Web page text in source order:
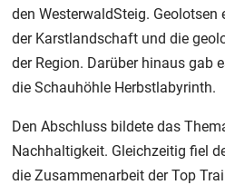
den WesterwaldSteig. Geolotsen
der Karstlandschaft und die
der Region. Darüber hinaus gab
die Schauhöhle Herbstlabyrinth.
Den Abschluss bildete das
Nachhaltigkeit. Gleichzeitig fiel
die Zusammenarbeit der Top